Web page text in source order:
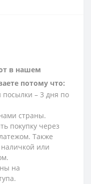
в нашем
потому что:
– 3 дня по
страны.
покупку через
Также
или
на